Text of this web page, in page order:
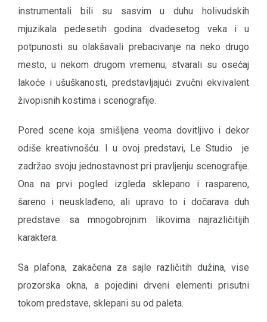
instrumentali bili su sasvim u duhu holivudskih
mjuzikala pedesetih godina dvadesetog veka i u
potpunosti su olakšavali prebacivanje na neko drugo
mesto, u nekom drugom vremenu; stvarali su osećaj
lakoće i ušuškanosti, predstavljajući zvučni ekvivalent
živopisnih kostima i scenografije.
Pored scene koja smišljena veoma dovitljivo i dekor
odiše kreativnošću. I u ovoj predstavi, Le Studio je
zadržao svoju jednostavnost pri pravljenju scenografije.
Ona na prvi pogled izgleda sklepano i raspareno,
šareno i neusklađeno, ali upravo to i dočarava duh
predstave sa mnogobrojnim likovima najrazličitijih
karaktera.
Sa plafona, zakačena za sajle različitih dužina, vise
prozorska okna, a pojedini drveni elementi prisutni
tokom predstave, sklepani su od paleta.